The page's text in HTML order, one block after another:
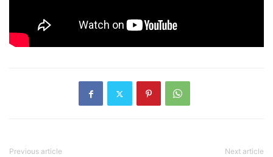
Previous article Next article